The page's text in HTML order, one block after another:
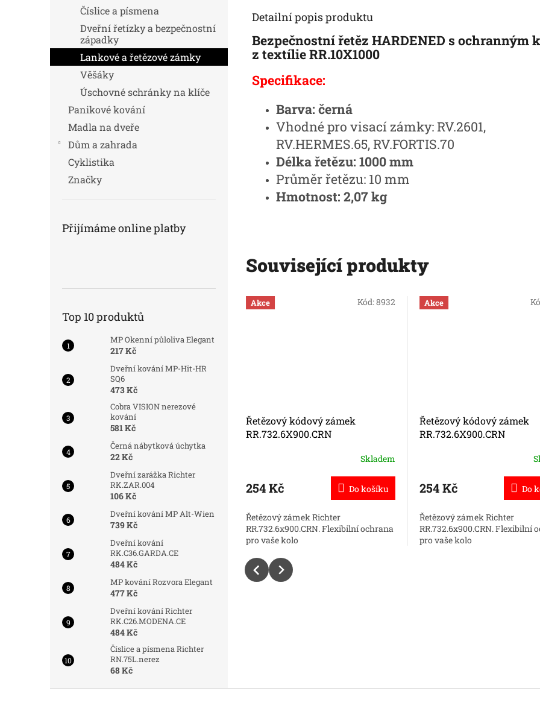
Číslice a písmena
Dveřní řetízky a bezpečnostní
západky
Lankové a řetězové zámky
Věšáky
Úschovné schránky na klíče
Panikové kování
Madla na dveře
Dům a zahrada
Cyklistika
Značky
Přijímáme online platby
Top 10 produktů
MP Okenní půloliva Elegant
217 Kč
Dveřní kování MP-Hit-HR
SQ6
473 Kč
Cobra VISION nerezové
kování
581 Kč
Černá nábytková úchytka
22 Kč
Dveřní zarážka Richter
RK.ZAR.004
106 Kč
Dveřní kování MP Alt-Wien
739 Kč
Dveřní kování
RK.C36.GARDA.CE
484 Kč
MP kování Rozvora Elegant
477 Kč
Dveřní kování Richter
RK.C26.MODENA.CE
484 Kč
Číslice a písmena Richter
RN.75L.nerez
68 Kč
Detailní popis produktu
Bezpečnostní řetěz HARDENED s ochranným
z textílie RR.10X1000
Specifikace:
Barva: černá
Vhodné pro visací zámky: RV.2601,
RV.HERMES.65, RV.FORTIS.70
Délka řetězu: 1000 mm
Průměr řetězu: 10 mm
Hmotnost: 2,07 kg
Související produkty
Řetězový kódový zámek
RR.732.6X900.CRN
Průměrné
hodnocení
produktu
je
z
hvězdiček.
254 Kč
Řetězový zámek Richter
RR.732.6x900.CRN. Flexibilní ochrana
pro vaše kolo
Akce
Řetězový kódový zámek
RR.732.6X900.CRN
produktu
je
z
5
hvězdiček.
Skladem
254 Kč Do košíku
Řetězový zámek Richter
RR.732.6x900.CRN. Flexibilní ochrana
pro vaše kolo
Kód:8932 Akce
Řetězový kódový zámek
RR.732.6X900.CRN
produktu
je
z
5
hvězdiček.
254 Kč Do
Řetězový zámek Richter
RR.732.6x900.CRN. Flexibilní
pro vaše kolo